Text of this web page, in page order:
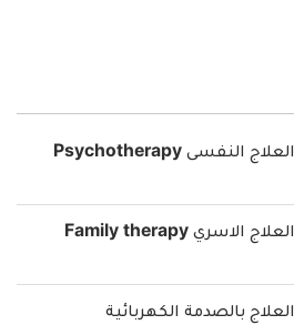
العلاج النفسى Psychotherapy
العلاج الاسري Family therapy
العلاج بالصدمة الكهربائية